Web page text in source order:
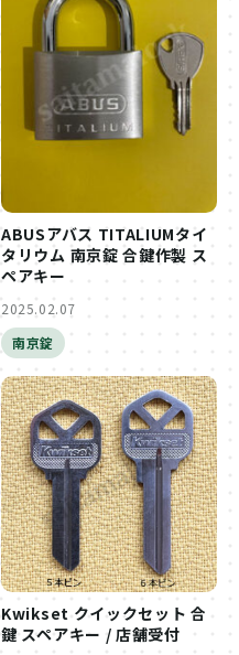
ABUSアバス TITALIUMタイ
タリウム 南京錠 合鍵作製 ス
ペアキー
2025.02.07
南京錠
Kwikset クイックセット 合
鍵 スペアキー / 店舗受付